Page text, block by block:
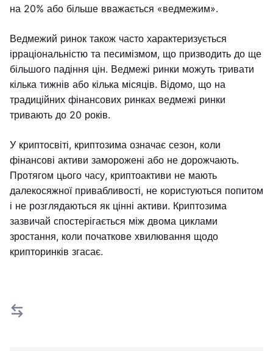
на 20% або більше вважається «ведмежим».
Ведмежий ринок також часто характеризується
ірраціональністю та песимізмом, що призводить до ще
більшого падіння цін. Ведмежі ринки можуть тривати
кілька тижнів або кілька місяців. Відомо, що на
традиційних фінансових ринках ведмежі ринки
тривають до 20 років.
У криптосвіті, криптозима означає сезон, коли
фінансові активи заморожені або не дорожчають.
Протягом цього часу, криптоактиви не мають
далекосяжної привабливості, не користуються попитом
і не розглядаються як цінні активи. Криптозима
зазвичай спостерігається між двома циклами
зростання, коли початкове хвилювання щодо
крипторинків згасає.